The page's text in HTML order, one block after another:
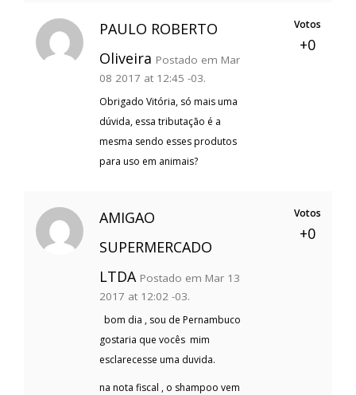
PAULO ROBERTO
Oliveira Postado em Mar
08 2017 at 12:45 -03.
Obrigado Vitória, só mais uma
dúvida, essa tributação é a
mesma sendo esses produtos
para uso em animais?
Votos
+0
AMIGAO
SUPERMERCADO
LTDA Postado em Mar 13
2017 at 12:02 -03.
bom dia , sou de Pernambuco
gostaria que vocês mim
esclarecesse uma duvida.
na nota fiscal , o shampoo vem
Votos
+0